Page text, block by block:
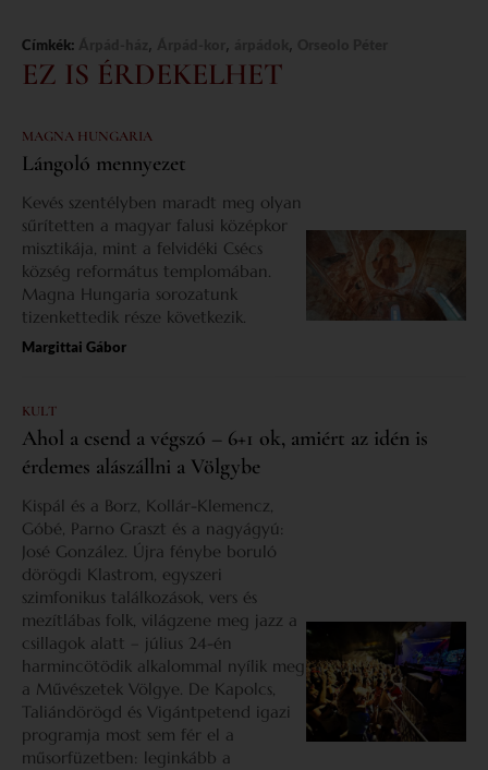
Címkék: , , ,
EZ IS ÉRDEKELHET
MAGNA HUNGARIA
Lángoló mennyezet
Kevés szentélyben maradt meg olyan
sűrítetten a magyar falusi középkor
misztikája, mint a felvidéki Csécs
község református templomában.
Magna Hungaria sorozatunk
tizenkettedik része következik.
Margittai Gábor
KULT
Ahol a csend a végszó – 6+1 ok, amiért az idén is
érdemes alászállni a Völgybe
Kispál és a Borz, Kollár-Klemencz,
Góbé, Parno Graszt és a nagyágyú:
José González. Újra fénybe boruló
dörögdi Klastrom, egyszeri
szimfonikus találkozások, vers és
mezítlábas folk, világzene meg jazz a
csillagok alatt – július 24-én
harmincötödik alkalommal nyílik meg
a Művészetek Völgye. De Kapolcs,
Taliándörögd és Vigántpetend igazi
programja most sem fér el a
műsorfüzetben: leginkább a